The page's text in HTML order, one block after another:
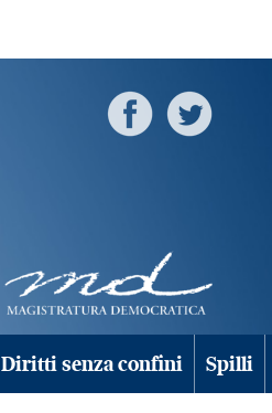
Diritti senza confini Spilli